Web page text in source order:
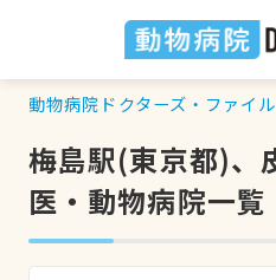
動物病院ドクターズ・ファイル
梅島駅(東京都)、
医・動物病院一覧